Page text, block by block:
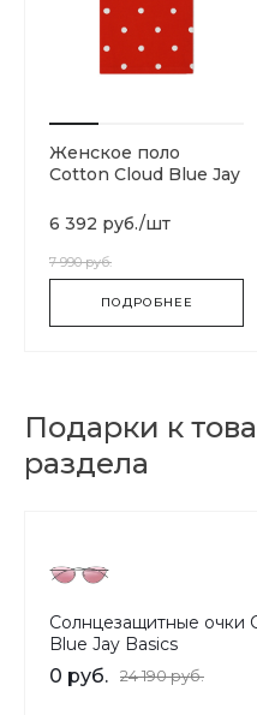
Женское поло
Cotton Cloud Blue Jay
6 392 руб./шт
7 990 руб.
ПОДРОБНЕЕ
Подарки к
раздела
Солнцезащитные очки
Blue Jay Basics
0 руб. 24 190 руб.